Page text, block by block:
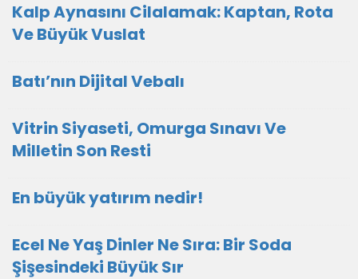
Kalp Aynasını Cilalamak: Kaptan, Rota
Ve Büyük Vuslat
Batı’nın Dijital Vebalı
Vitrin Siyaseti, Omurga Sınavı Ve
Milletin Son Resti
En büyük yatırım nedir!
Ecel Ne Yaş Dinler Ne Sıra: Bir Soda
Şişesindeki Büyük Sır